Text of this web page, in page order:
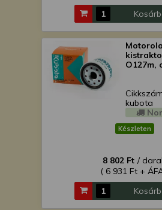
O127m,
kubota
Készleten
8 802 Ft /
( 6 931 Ft +